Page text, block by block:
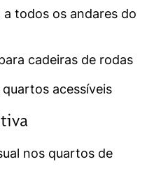
a todos os andares do
cadeiras de rodas
acessíveis
nos quartos de